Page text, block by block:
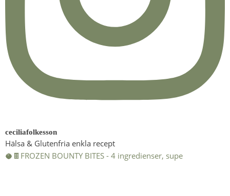
ceciliafolkesson
Hälsa & Glutenfria enkla recept
🥥🍫FROZEN BOUNTY BITES - 4 ingredienser, supe